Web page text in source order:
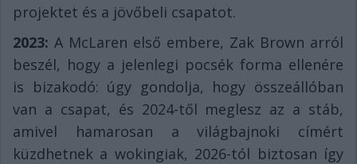
projektet és a jövőbeli csapatot.
2023: A McLaren első embere, Zak Brown arról
beszél, hogy a jelenlegi pocsék forma ellenére
is bizakodó: úgy gondolja, hogy összeállóban
van a csapat, és 2024-től meglesz az a stáb,
amivel hamarosan a világbajnoki címért
küzdhetnek a wokingiak, 2026-tól biztosan így